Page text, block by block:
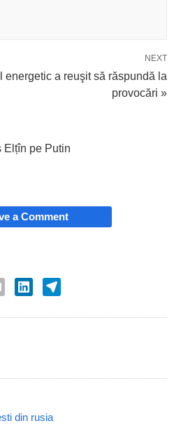
NEXT
energetic a reuşit să răspundă la
provocări »
Elțîn pe Putin
a Comment
din rusia